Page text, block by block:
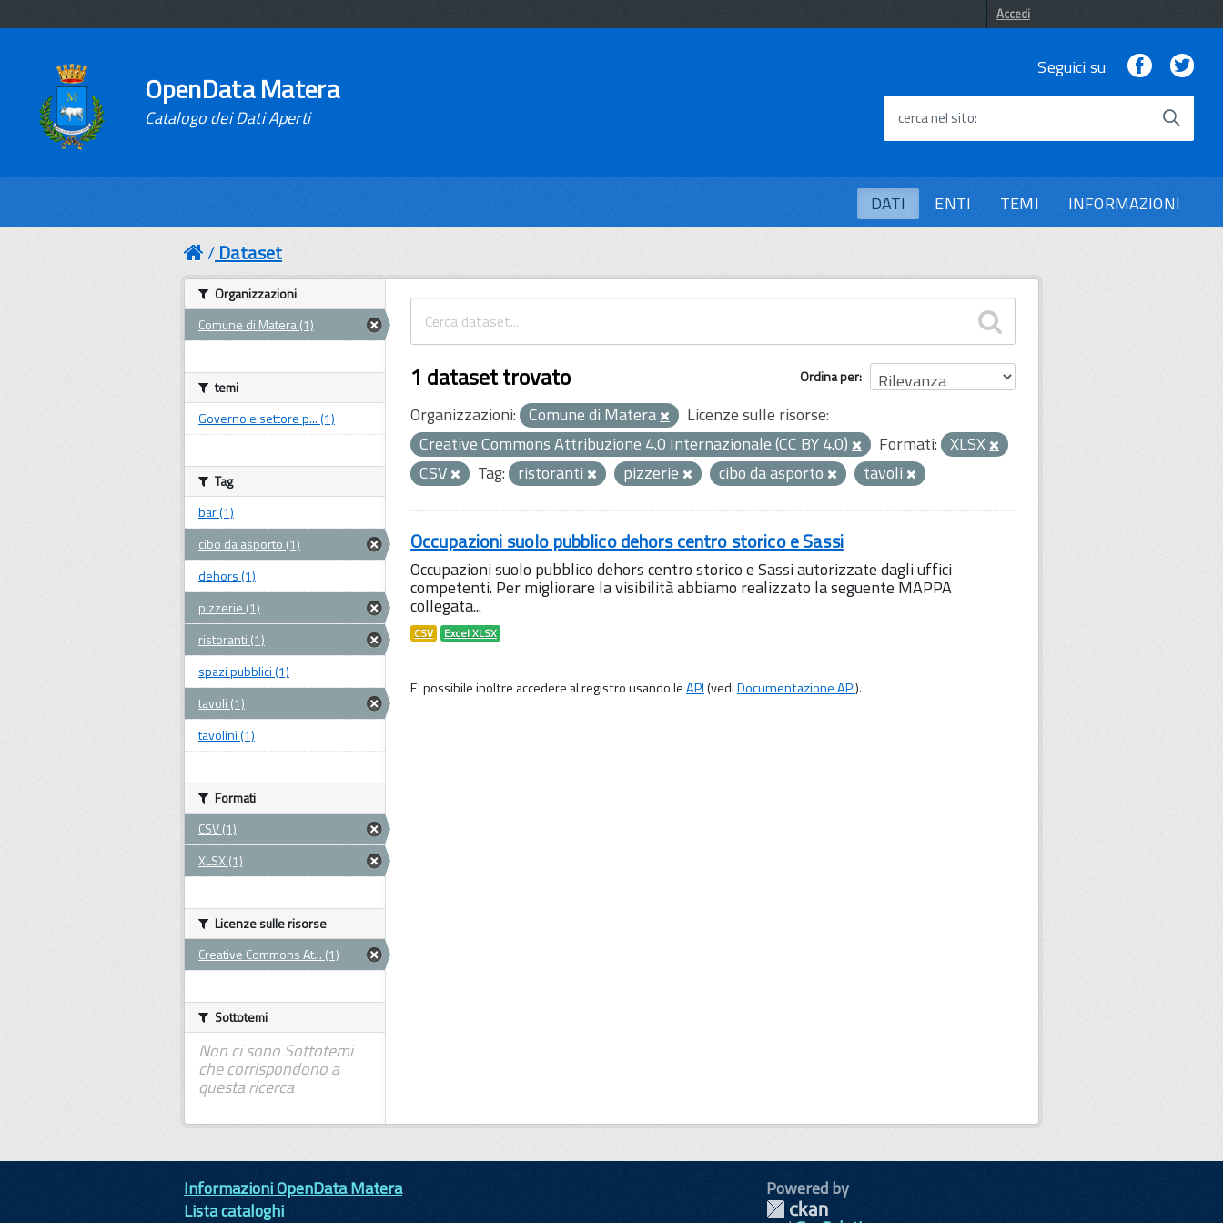
Accedi
OpenData Matera
Catalogo dei Dati Aperti
Seguici su Facebook
cerca nel sito
DATI ENTI TEMI INFORMAZIONI
Dataset
Ordina per
1 dataset trovato
Organizzazioni: Comune di Matera
Licenze sulle risorse:
Creative Commons Attribuzione 4.0 Internazionale (CC BY 4.0)
Formati: XLSX
CSV
Tag: ristoranti pizzerie cibo da asporto tavoli
Occupazioni suolo pubblico dehors centro storico e Sassi
Occupazioni suolo pubblico dehors centro storico e Sassi autorizzate dagli uffici
competenti. Per migliorare la visibilità abbiamo realizzato la seguente MAPPA
collegata...
CSV Excel XLSX
E' possibile inoltre accedere al registro usando leAPI(vediDocumentazione API).
Organizzazioni
Comune di Matera (1)
temi
Governo e settore p... (1)
Tag
bar (1)
cibo da asporto (1)
dehors (1)
pizzerie (1)
ristoranti (1)
spazi pubblici (1)
tavoli (1)
tavolini (1)
Formati
CSV (1)
XLSX (1)
Licenze sulle risorse
Creative Commons At... (1)
Sottotemi
Non ci sono Sottotemi
che corrispondono a
questa ricerca
Informazioni OpenData Matera
Lista cataloghi
Powered by